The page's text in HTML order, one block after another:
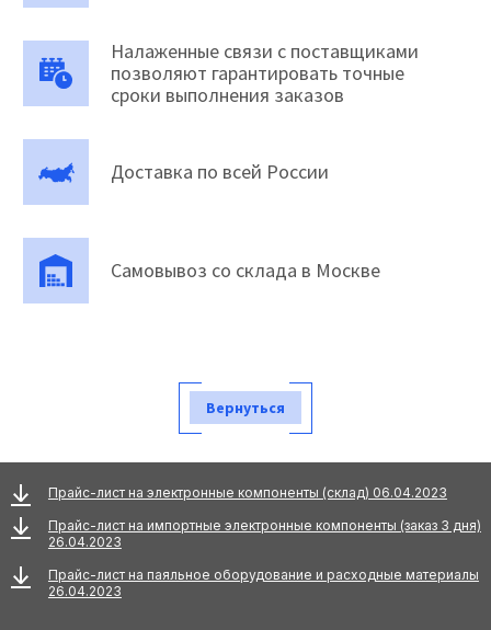
Налаженные связи с поставщиками
позволяют гарантировать точные
сроки выполнения заказов
Доставка по всей России
Самовывоз со склада в Москве
Вернуться
Прайс-лист на электронные компоненты (склад) 06.04.2023
Прайс-лист на импортные электронные компоненты (заказ 3 дня)
26.04.2023
Прайс-лист на паяльное оборудование и расходные материалы
26.04.2023